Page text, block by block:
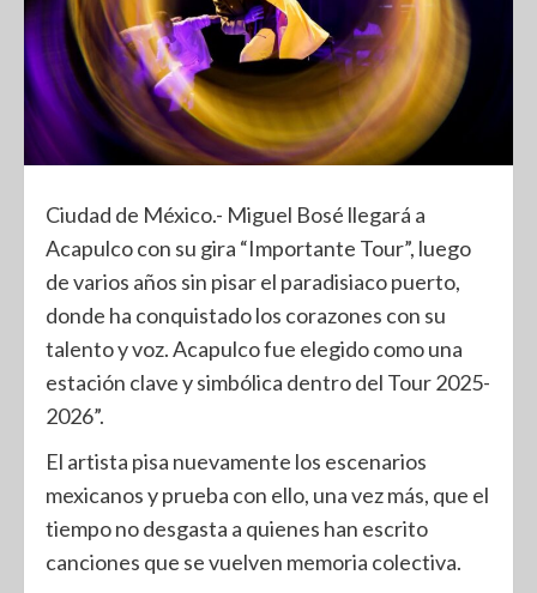
Ciudad de México.- Miguel Bosé llegará a
Acapulco con su gira “Importante Tour”, luego
de varios años sin pisar el paradisiaco puerto,
donde ha conquistado los corazones con su
talento y voz. Acapulco fue elegido como una
estación clave y simbólica dentro del Tour 2025-
2026”.
El artista pisa nuevamente los escenarios
mexicanos y prueba con ello, una vez más, que el
tiempo no desgasta a quienes han escrito
canciones que se vuelven memoria colectiva.